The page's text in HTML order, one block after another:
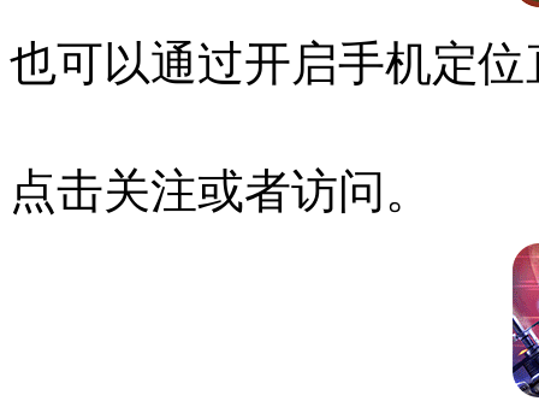
也可以通过开启手机定
点击关注或者访问。